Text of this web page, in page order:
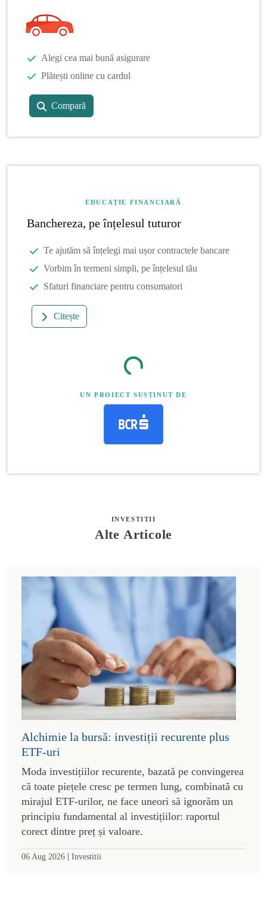
Alegi cea mai bună asigurare
Plătești online cu cardul
Compară
EDUCAȚIE FINANCIARĂ
Banchereza, pe înțelesul tuturor
Te ajutăm să înțelegi mai ușor contractele bancare
Vorbim în termeni simpli, pe înțelesul tău
Sfaturi financiare pentru consumatori
Citește
UN PROIECT SUSȚINUT DE
INVESTITII
Alte Articole
Alchimie la bursă: investiții recurente plus
ETF-uri
Moda investițiilor recurente, bazată pe convingerea
că toate piețele cresc pe termen lung, combinată cu
mirajul ETF-urilor, ne face uneori să ignorăm un
principiu fundamental al investițiilor: raportul
corect dintre preț și valoare.
06 Aug 2026 | Investitii